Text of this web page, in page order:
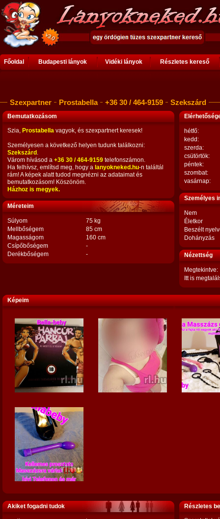
Főoldal Budapesti lányok Vidéki lányok Részletes kereső
Szexpartner Prostabella +36 30 / 464-9159 Szekszárd
Bemutatkozásom
Szia, Prostabella vagyok, és szexpartnert keresek!
Személyesen a következő helyen tudunk találkozni:
Szekszárd .
Várom hívásod a +36 30 / 464-9159 telefonszámon.
Ha felhívsz, említsd meg, hogy a lanyokneked.hu-n találtál
rám! A képek alatt tudod megnézni az adataimat és
bemutatkozásom! Köszönöm.
Házhoz is megyek.
Méreteim
Súlyom
75 kg
Mellbőségem
85 cm
Magasságom
160 cm
Csípőbőségem
-
Derékbőségem
-
hétfő:
kedd:
szerda:
csütörtök:
péntek:
szombat:
vasárnap:
Személyes
Nem
Életkor
Beszélt
Dohányzás
Nézettség
Megtekintve:
Itt is
Képeim
Akiket fogadni tudok Részletes